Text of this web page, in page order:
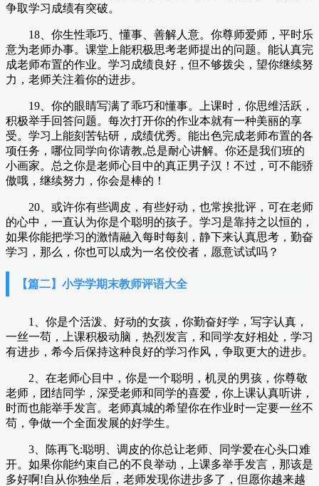
争取学习成绩有突破。
18、你生性乖巧、懂事、善解人意。你尊师爱师，平时乐
意为老师办事。课堂上能积极思考老师提出的问题。能认真完
成老师布置的作业。学习成绩良好，但不够拨尖，望你继续努
力，老师关注着你的进步。
19、你的眼睛写满了乖巧和懂事。上课时，你思维活跃，
积极举手回答问题。每次打开你的作业本就有一种美丽的享
受。学习上能刻苦钻研，成绩优秀。能出色完成老师布置的各
项任务，哪位同学向你请教,总是耐心讲解。你还是我们班的
小画家。总之你是老师心目中的真正男子汉！不过，可不能骄
傲哦，继续努力，你会是棒的！
20、或许你有些调皮，有些好动，也常挨批评，可在老师
的心中，一直认为你是个聪明的孩子。学习是靠持之以恒的，
如果你能把学习的激情融入每时每刻，静下来认真思考，勤奋
学习，那么，你也可以成为一名佼佼者，愿意试试吗？
【篇二】小学学期末教师评语大全
1、你是个活泼、好动的女孩，你勤奋好学，写字认真，
一丝一苟，上课积极动脑，热烈发言，和同学友好相处，学习
有进步，希今后保持这种良好的学习作风，争取更大的进步。
2、在老师心目中，你是一个聪明，机灵的男孩，你尊敬
老师，团结同学，深受老师和同学的喜爱，你上课认真听讲，
时而也能举手发言。老师真城的希望你在作业时一定要一丝不
苟，争做一个全面发展的好学生。
3、陈再飞:聪明、调皮的你总让老师、同学爱在心头口难
开。如果你能约束自己的不良举动，上课多举手发言，那该是
多好啊!自从你独坐后，老师发现你进步多了，但愿你越来越